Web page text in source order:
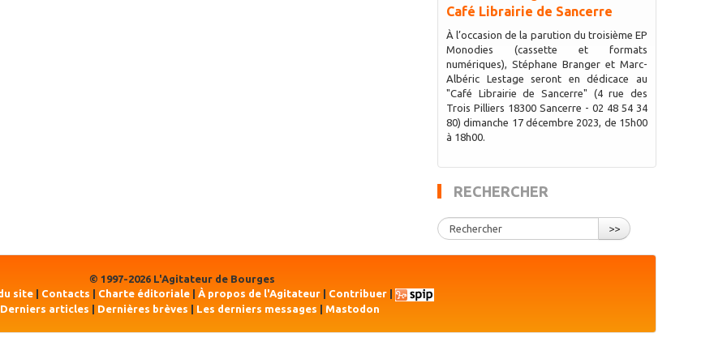
Café Librairie de Sancerre
À l’occasion de la parution du troisième EP
Monodies (cassette et formats
numériques), Stéphane Branger et Marc-
Albéric Lestage seront en dédicace au
"Café Librairie de Sancerre" (4 rue des
Trois Pilliers 18300 Sancerre - 02 48 54 34
80) dimanche 17 décembre 2023, de 15h00
à 18h00.
RECHERCHER
>>
© 1997-2026 L'Agitateur de Bourges
site Contacts Charte éditoriale À propos de l'Agitateur Contribuer
Derniers articles | Dernières brèves | Les derniers messages | Mastodon